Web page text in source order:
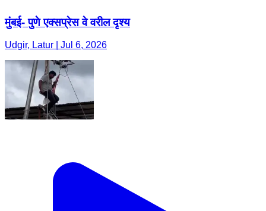
मुंबई- पुणे एक्सप्रेस वे वरील दृश्य
Udgir, Latur | Jul 6, 2026